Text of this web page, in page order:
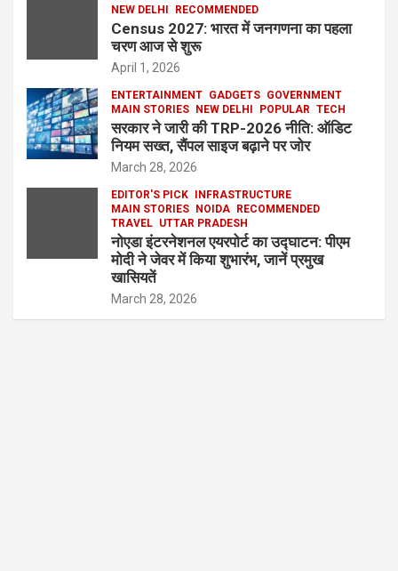
NEW DELHI
RECOMMENDED
Census 2027: भारत में जनगणना का पहला
चरण आज से शुरू
April 1, 2026
ENTERTAINMENT GADGETS GOVERNMENT
MAIN STORIES
NEW DELHI POPULAR TECH
सरकार ने जारी की TRP-2026 नीति: ऑडिट
नियम सख्त, सैंपल साइज बढ़ाने पर जोर
March 28, 2026
EDITOR'S PICK
INFRASTRUCTURE
MAIN STORIES
NOIDA
RECOMMENDED
TRAVEL UTTAR PRADESH
नोएडा इंटरनेशनल एयरपोर्ट का उद्घाटन: पीएम
मोदी ने जेवर में किया शुभारंभ, जानें प्रमुख
खासियतें
March 28, 2026